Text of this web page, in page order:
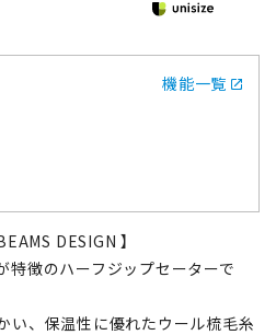
機能一覧
DESIGN 】
特徴のハーフジップセーターで
い、保温性に優れたウール梳毛糸